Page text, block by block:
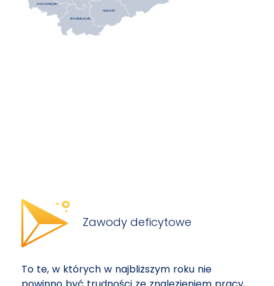
działdowski
nidzicki
nowomiejski
Zawody deficytowe
To te, w których w najbliższym roku nie